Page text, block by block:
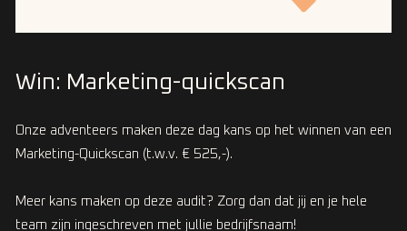
Win: Marketing-quickscan
Onze adventeers maken deze dag kans op het winnen van een
Marketing-Quickscan (t.w.v. € 525,-).
Meer kans maken op deze audit? Zorg dan dat jij en je hele
team zijn ingeschreven met jullie bedrijfsnaam!